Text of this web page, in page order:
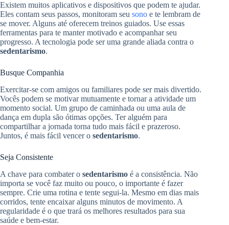
Existem muitos aplicativos e dispositivos que podem te ajudar.
Eles contam seus passos, monitoram seu sono e te lembram de
se mover. Alguns até oferecem treinos guiados. Use essas
ferramentas para te manter motivado e acompanhar seu
progresso. A tecnologia pode ser uma grande aliada contra o
sedentarismo.
Busque Companhia
Exercitar-se com amigos ou familiares pode ser mais divertido.
Vocês podem se motivar mutuamente e tornar a atividade um
momento social. Um grupo de caminhada ou uma aula de
dança em dupla são ótimas opções. Ter alguém para
compartilhar a jornada torna tudo mais fácil e prazeroso.
Juntos, é mais fácil vencer o sedentarismo.
Seja Consistente
A chave para combater o sedentarismo é a consistência. Não
importa se você faz muito ou pouco, o importante é fazer
sempre. Crie uma rotina e tente segui-la. Mesmo em dias mais
corridos, tente encaixar alguns minutos de movimento. A
regularidade é o que trará os melhores resultados para sua
saúde e bem-estar.